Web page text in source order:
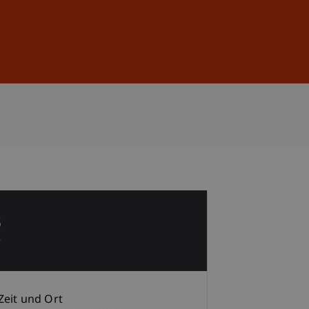
und Ort